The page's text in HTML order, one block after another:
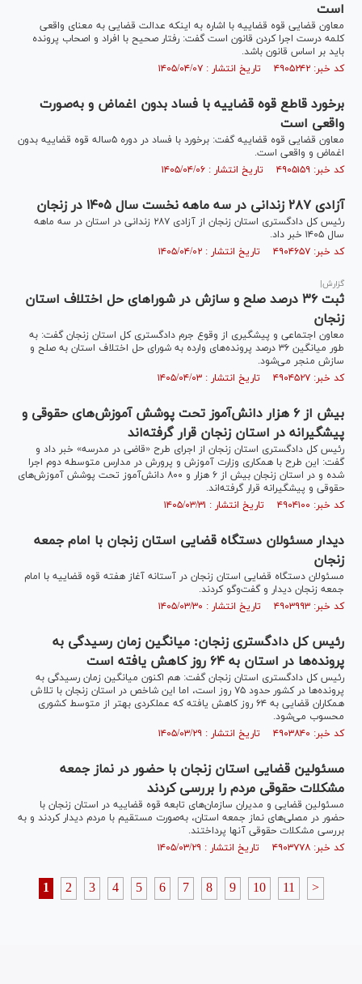
است
معاون قضایی قوه قضاییه با اشاره به اینکه عدالت قضایی به معنای واقعی
کلمه درست اجرا کردن قانون است گفت: رفتار صحیح با افراد و اصحاب پرونده
باید بر اساس قانون باشد.
کد خبر: ۴۹۰۵۲۴۲ تاریخ انتشار : ۱۴۰۵/۰۴/۰۷
برخورد قاطع قوه قضاییه با فساد بدون اغماض و به‌صورت
واقعی است
معاون قضایی قوه قضاییه گفت: برخورد با فساد در دوره ۵ساله قوه قضاییه بدون
اغماض و واقعی است.
کد خبر: ۴۹۰۵۱۵۹ تاریخ انتشار : ۱۴۰۵/۰۴/۰۶
آزادی ۲۸۷ زندانی در سه ماهه نخست سال ۱۴۰۵ در زنجان
رئیس کل دادگستری استان زنجان از آزادی ۲۸۷ زندانی در استان در سه ماهه
سال ۱۴۰۵ خبر داد.
کد خبر: ۴۹۰۴۶۵۷ تاریخ انتشار : ۱۴۰۵/۰۴/۰۲
گزارش|
ثبت ۳۶ درصد صلح و سازش در شورا‌های حل اختلاف استان
زنجان
معاون اجتماعی و پیشگیری از وقوع جرم دادگستری کل استان زنجان گفت: به
طور میانگین ۳۶ درصد پرونده‌های وارده به شورای حل اختلاف استان به صلح و
سازش منجر می‌شود.
کد خبر: ۴۹۰۴۵۲۷ تاریخ انتشار : ۱۴۰۵/۰۴/۰۳
بیش از ۶ هزار دانش‌آموز تحت پوشش آموزش‌های حقوقی و
پیشگیرانه در استان زنجان قرار گرفته‌اند
رئیس کل دادگستری استان زنجان از اجرای طرح «قاضی در مدرسه» خبر داد و
گفت: این طرح با همکاری وزارت آموزش و پرورش در مدارس متوسطه دوم اجرا
شده و در استان زنجان بیش از ۶ هزار و ۸۰۰ دانش‌آموز تحت پوشش آموزش‌های
حقوقی و پیشگیرانه قرار گرفته‌اند.
کد خبر: ۴۹۰۴۱۰۰ تاریخ انتشار : ۱۴۰۵/۰۳/۳۱
دیدار مسئولان دستگاه قضایی استان زنجان با امام جمعه
زنجان
مسئولان دستگاه قضایی استان زنجان در آستانه آغاز هفته قوه قضاییه با امام
جمعه زنجان دیدار و گفت‌و‌گو کردند.
کد خبر: ۴۹۰۳۹۹۳ تاریخ انتشار : ۱۴۰۵/۰۳/۳۰
رئیس کل دادگستری زنجان: میانگین زمان رسیدگی به
پرونده‌ها در استان به ۶۴ روز کاهش یافته است
رئیس کل دادگستری استان زنجان گفت: هم اکنون میانگین زمان رسیدگی به
پرونده‌ها در کشور حدود ۷۵ روز است، اما این شاخص در استان زنجان با تلاش
همکاران قضایی به ۶۴ روز کاهش یافته که عملکردی بهتر از متوسط کشوری
محسوب می‌شود.
کد خبر: ۴۹۰۳۸۴۰ تاریخ انتشار : ۱۴۰۵/۰۳/۲۹
مسئولین قضایی استان زنجان با حضور در نماز جمعه
مشکلات حقوقی مردم را بررسی کردند
مسئولین قضایی و مدیران سازمان‌های تابعه قوه قضاییه در استان زنجان با
حضور در مصلی‌های نماز جمعه استان، به‌صورت مستقیم با مردم دیدار کردند و به
بررسی مشکلات حقوقی آنها پرداختند.
کد خبر: ۴۹۰۳۷۷۸ تاریخ انتشار : ۱۴۰۵/۰۳/۲۹
1 2 3 4 5 6 7 8 9 10 11 >